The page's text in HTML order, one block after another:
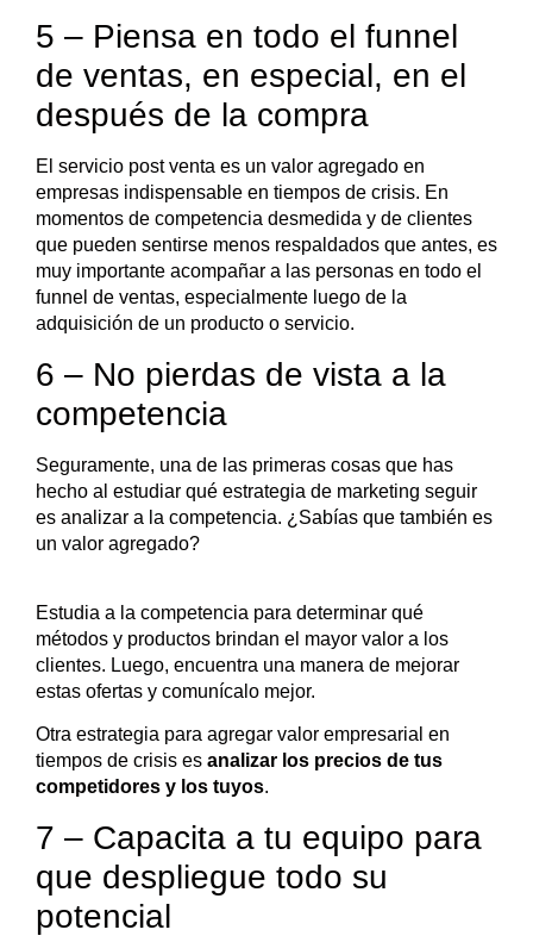
5 – Piensa en todo el funnel
de ventas, en especial, en el
después de la compra
El servicio post venta es un valor agregado en
empresas indispensable en tiempos de crisis. En
momentos de competencia desmedida y de clientes
que pueden sentirse menos respaldados que antes, es
muy importante acompañar a las personas en todo el
funnel de ventas, especialmente luego de la
adquisición de un producto o servicio.
6 – No pierdas de vista a la
competencia
Seguramente, una de las primeras cosas que has
hecho al estudiar qué estrategia de marketing seguir
es analizar a la competencia. ¿Sabías que también es
un valor agregado?
Estudia a la competencia para determinar qué
métodos y productos brindan el mayor valor a los
clientes. Luego, encuentra una manera de mejorar
estas ofertas y comunícalo mejor.
Otra estrategia para agregar valor empresarial en
tiempos de crisis es analizar los precios de tus
competidores y los tuyos.
7 – Capacita a tu equipo para
que despliegue todo su
potencial